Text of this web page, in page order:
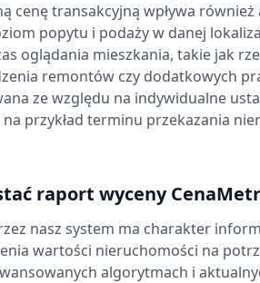
cenę transakcyjną wpływa
popytu i podaży w danej
oglądania mieszkania, takie jak
remontów czy dodatkowych
ze względu na indywidualne
przykład terminu przekazania
raport wyceny
nasz system ma charakter
wartości nieruchomości na
algorytmach i